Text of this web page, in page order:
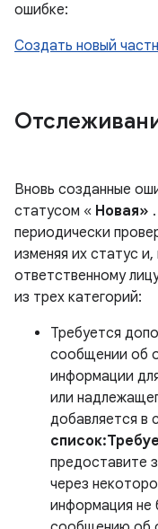
ошибке:
Создать новый
Вновь созданные
статусом « Новая»
периодически
изменяя их статус
ответственному
из трех категорий:
Требуется
сообщении об
информации
или
добавляется в
предоставите
через
информация не